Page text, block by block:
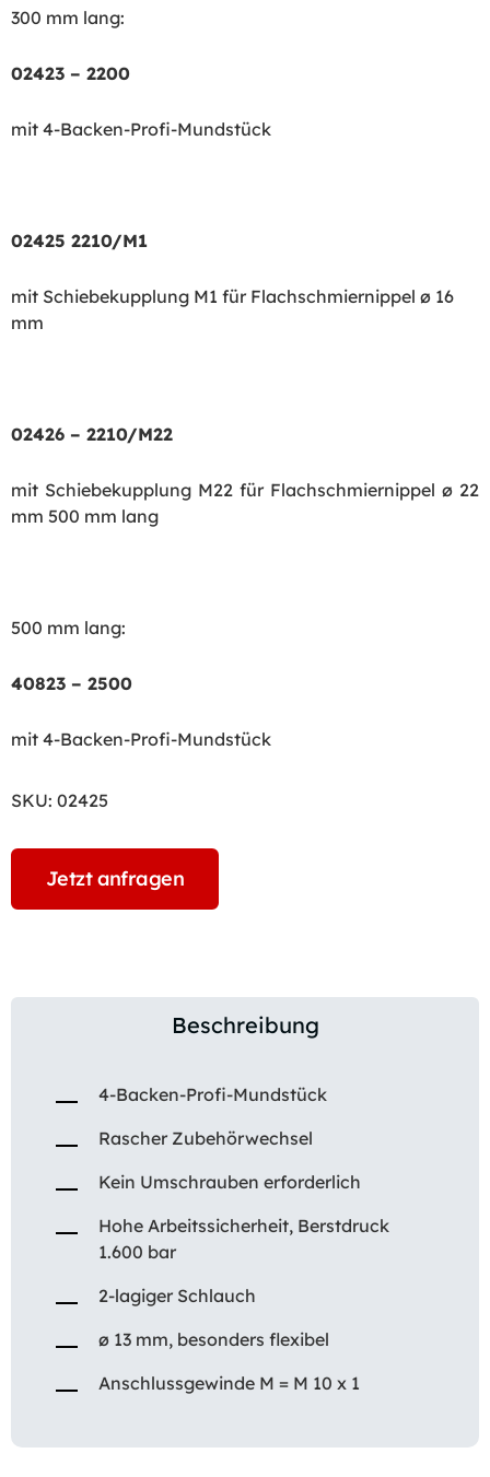
300 mm lang:
02423 – 2200
mit 4-Backen-Profi-Mundstück
02425 2210/M1
mit Schiebekupplung M1 für Flachschmiernippel ø 16
mm
02426 – 2210/M22
mit Schiebekupplung M22 für Flachschmiernippel ø 22
mm 500 mm lang
500 mm lang:
40823 – 2500
mit 4-Backen-Profi-Mundstück
SKU: 02425
Jetzt anfragen
Beschreibung
4-Backen-Profi-Mundstück
Rascher Zubehörwechsel
Kein Umschrauben erforderlich
Hohe Arbeitssicherheit, Berstdruck
1.600 bar
2-lagiger Schlauch
ø 13 mm, besonders flexibel
Anschlussgewinde M = M 10 x 1